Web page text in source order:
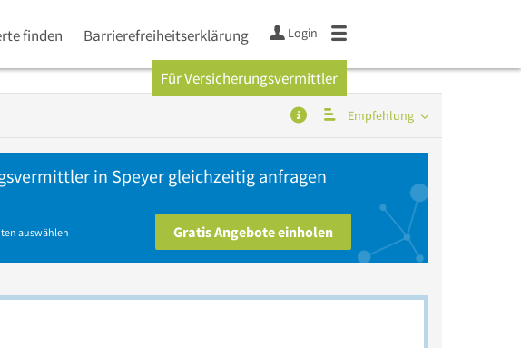
finden Barrierefreiheitserklärung Login
Für Versicherungsvermittler
Empfehlung
auswählen
in Speyer gleichzeitig anfragen
Gratis Angebote einholen